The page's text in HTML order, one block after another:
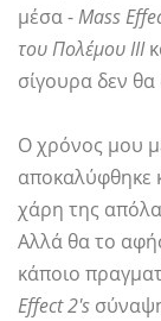
μέσα -Mass
του Πολέμου ΙΙΙ
σίγουρα δεν
Ο χρόνος μου
αποκαλύφθηκε
χάρη της
Αλλά θα το
κάποιο
Effect 2's